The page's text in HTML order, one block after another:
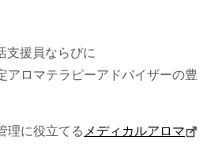
支援員ならびに
アロマテラピーアドバイザーの豊
理に役立てる メディカルアロマ